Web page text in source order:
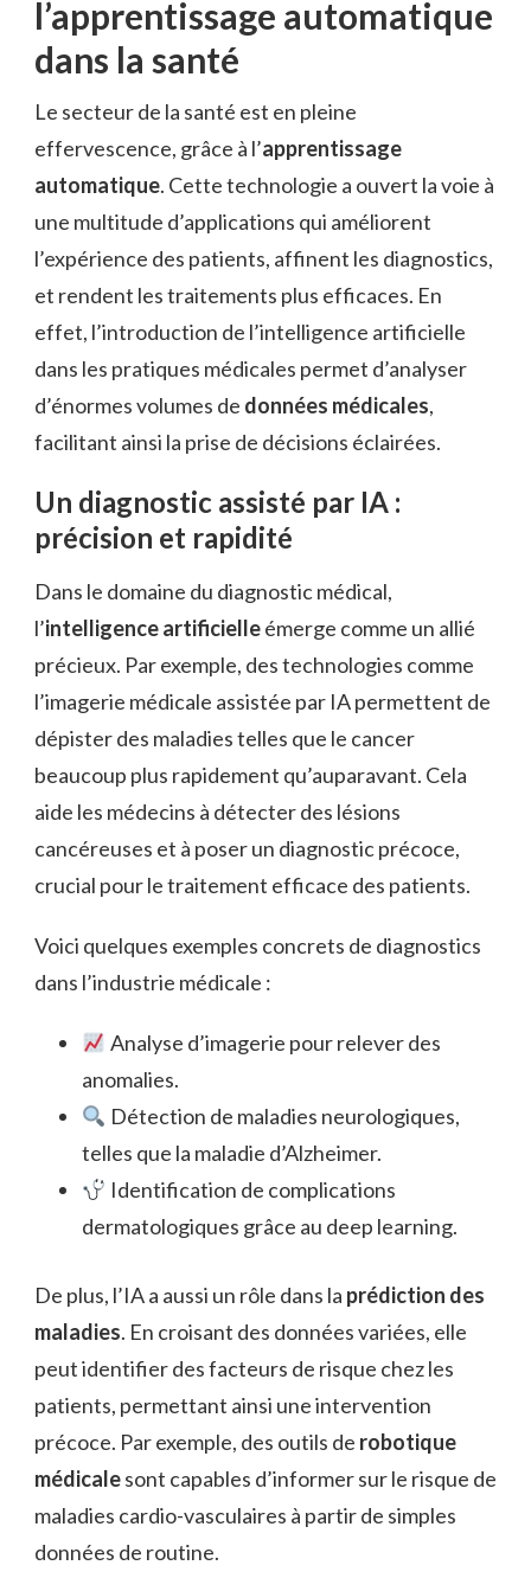
l’apprentissage automatique
dans la santé
Le secteur de la santé est en pleine
effervescence, grâce à l’apprentissage
automatique. Cette technologie a ouvert la voie à
une multitude d’applications qui améliorent
l’expérience des patients, affinent les diagnostics,
et rendent les traitements plus efficaces. En
effet, l’introduction de l’intelligence artificielle
dans les pratiques médicales permet d’analyser
d’énormes volumes de données médicales,
facilitant ainsi la prise de décisions éclairées.
Un diagnostic assisté par IA :
précision et rapidité
Dans le domaine du diagnostic médical,
l’intelligence artificielleémerge comme un allié
précieux. Par exemple, des technologies comme
l’imagerie médicale assistée par IA permettent de
dépister des maladies telles que le cancer
beaucoup plus rapidement qu’auparavant. Cela
aide les médecins à détecter des lésions
cancéreuses et à poser un diagnostic précoce,
crucial pour le traitement efficace des patients.
Voici quelques exemples concrets de diagnostics
dans l’industrie médicale :
Analyse d’imagerie pour relever des
anomalies.
Détection de maladies neurologiques,
telles que la maladie d’Alzheimer.
Identification de complications
dermatologiques grâce au deep learning.
De plus, l’IA a aussi un rôle dans la prédiction des
maladies. En croisant des données variées, elle
peut identifier des facteurs de risque chez les
patients, permettant ainsi une intervention
précoce. Par exemple, des outils de robotique
médicalesont capables d’informer sur le risque de
maladies cardio-vasculaires à partir de simples
données de routine.